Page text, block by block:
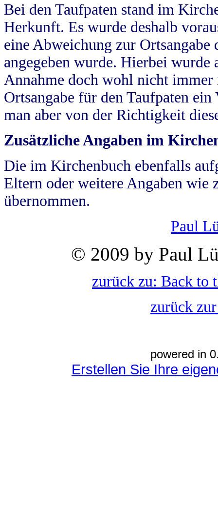
Bei den Taufpaten stand im
Herkunft. Es wurde deshalb
eine Abweichung zur
angegeben wurde. Hierbei wurde
Annahme doch wohl nicht
Ortsangabe für den Taufpaten
man aber von der Richtigkeit
Zusätzliche Angaben im
Die im Kirchenbuch ebenfalls
Eltern oder weitere Angaben wie
übernommen.
Paul
© 2009 by Paul
zurück zu: Back to
zurück
powered in
Erstellen Sie Ihre